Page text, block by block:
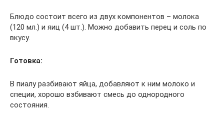
Блюдо состоит всего из двух компонентов – молока
(120 мл.) и яиц (4 шт.). Можно добавить перец и соль по
вкусу.
Готовка:
В пиалу разбивают яйца, добавляют к ним молоко и
специи, хорошо взбивают смесь до однородного
состояния.